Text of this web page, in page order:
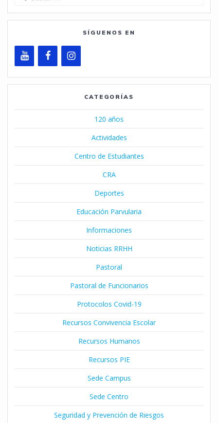
SÍGUENOS EN
CATEGORÍAS
120 años
Actividades
Centro de Estudiantes
CRA
Deportes
Educación Parvularia
Informaciones
Noticias RRHH
Pastoral
Pastoral de Funcionarios
Protocolos Covid-19
Recursos Convivencia Escolar
Recursos Humanos
Recursos PIE
Sede Campus
Sede Centro
Seguridad y Prevención de Riesgos